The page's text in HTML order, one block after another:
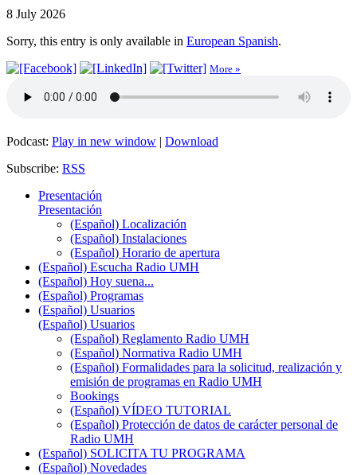
8 July 2026
Sorry, this entry is only available in European Spanish.
More »
Podcast: Play in new window | Download
Subscribe: RSS
Presentación
Presentación
(Español) Localización
(Español) Instalaciones
(Español) Horario de apertura
(Español) Escucha Radio UMH
(Español) Hoy suena...
(Español) Programas
(Español) Usuarios
(Español) Usuarios
(Español) Reglamento Radio UMH
(Español) Normativa Radio UMH
(Español) Formalidades para la solicitud, realización y
emisión de programas en Radio UMH
Bookings
(Español) VÍDEO TUTORIAL
(Español) Protección de datos de carácter personal de
Radio UMH
(Español) SOLICITA TU PROGRAMA
(Español) Novedades